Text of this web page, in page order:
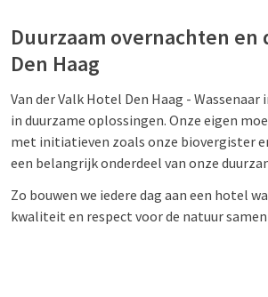
Duurzaam overnachten en
Den Haag
Van der Valk Hotel Den Haag -
in duurzame oplossingen. Onze eigen
met initiatieven zoals onze biovergister
een belangrijk onderdeel van onze
Zo bouwen we iedere dag aan een hotel
kwaliteit en respect voor de natuur